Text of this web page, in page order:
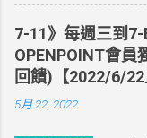
送王
活動
卡：
送同
7-11》每週三到7-
OPENPOINT會員
回饋)【2022/6/22
5月 22, 2022